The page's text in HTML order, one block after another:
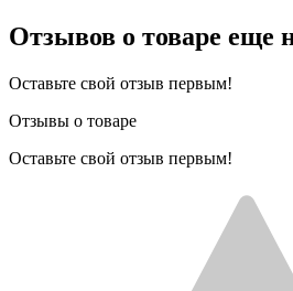
Отзывов о товаре еще
Оставьте свой отзыв первым!
Отзывы о товаре
Оставьте свой отзыв первым!